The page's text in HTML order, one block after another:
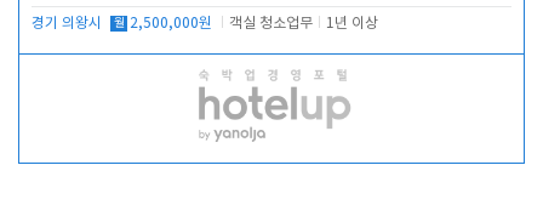
경기 의왕시 월 2,500,000원 객실 청소업무 1년 이상